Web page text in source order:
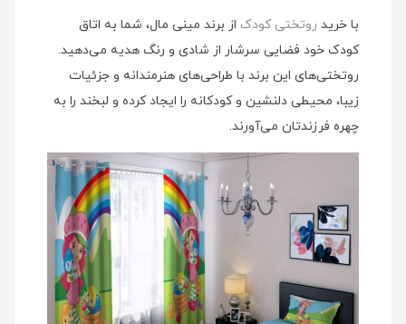
با خرید روتختی کودک از برند مینی‌ مال، شما به اتاق
کودک خود فضایی سرشار از شادی و رنگ هدیه می‌دهید.
روتختی‌های این برند با طراحی‌های هنرمندانه و جزئیات
زیبا، محیطی دلنشین و کودکانه را ایجاد کرده و لبخند را به
چهره فرزندتان می‌آورند.